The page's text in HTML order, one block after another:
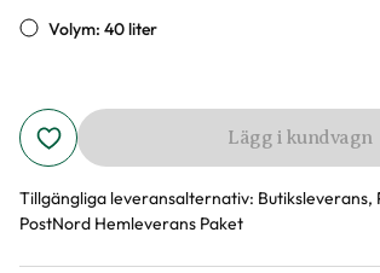
Volym: 40 liter
Lägg i kundvagn
Tillgängliga leveransalternativ: Butiksleverans,
PostNord Hemleverans Paket